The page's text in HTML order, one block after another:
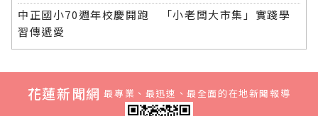
中正國小70週年校慶開跑 「小老闆大市集」實踐學
習傳遞愛
花蓮新聞網 最專業、最迅速、最全面的在地新聞報導